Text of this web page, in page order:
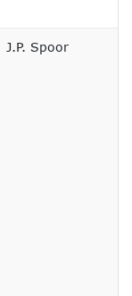
J.P. Spoor